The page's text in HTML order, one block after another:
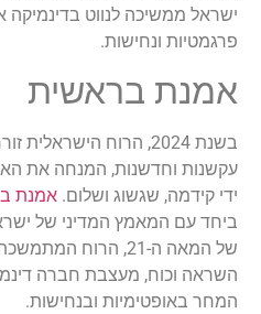
ישראל ממשיכה לנווט
פרגמטיות ונחישות.
אמנת בראשית
בשנת 2024, הרוח
עקשנות וחדשנות, המנחה את
ידי קידמה, שגשוג ושלום. אמנת
ביחד עם המאמץ המדיני של
של המאה ה-21, הרוח
השראה וכוח, מעצבת חברה
המחר באופטימיות ובנחישות.